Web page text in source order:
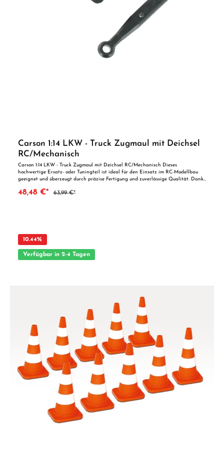
Carson 1:14 LKW - Truck Zugmaul mit Deichsel
RC/Mechanisch
Carson 1:14 LKW - Truck Zugmaul mit Deichsel RC/Mechanisch Dieses
hochwertige Ersatz- oder Tuningteil ist ideal für den Einsatz im RC-Modellbau
geeignet und überzeugt durch präzise Fertigung und zuverlässige Qualität. Dank
Optimierung geeignet. Vorteile auf einen Blick: Passgenaue Verarbeitung
48,48 €* 63,99 €*
10.44%
Verfügbar in 2-4 Tagen